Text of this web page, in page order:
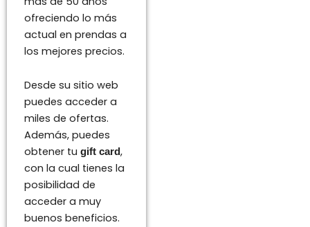
ofreciendo lo más
actual en prendas a
los mejores precios.
Desde su sitio web
puedes acceder a
miles de ofertas.
Además, puedes
obtener tu gift card,
con la cual tienes la
posibilidad de
acceder a muy
buenos beneficios.